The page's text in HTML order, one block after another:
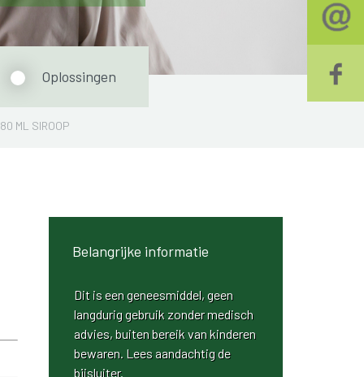
ML SIROOP
Oplossingen
Belangrijke informatie
Dit is een geneesmiddel, geen
langdurig gebruik zonder medisch
advies, buiten bereik van kinderen
bewaren. Lees aandachtig de
bijsluiter.